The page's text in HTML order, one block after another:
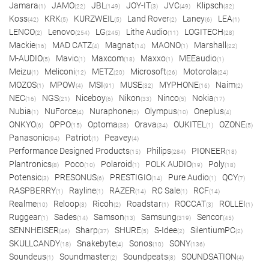
Jamara(1) JAMO(22) JBL (149) JOY-IT(3) JVC(49) Klipsch(32)
Koss(42) KRK(5) KURZWEIL (5) Land Rover(2) Laney(6) LEA(1)
LENCO(2) Lenovo(254) LG(245) Lithe Audio(11) LOGITECH(28)
Mackie(16) MAD CATZ(4) Magnat(14) MAONO(1) Marshall (22)
M-AUDIO(5) Mavic(1) Maxcom(18) Maxxo(1) MEEaudio(1)
Meizu(1) Meliconi(12) METZ(20) Microsoft(26) Motorola(24)
MOZOS(1) MPOW(4) MSI(91) MUSE(32) MYPHONE(16) Naim(2)
NEC(16) NGS(21) Niceboy(6) Nikon(33) Ninco(5) Nokia(17)
Nubia(1) NuForce(4) Nuraphone(2) Olympus(10) Oneplus(4)
ONKYO(6) OPPO(15) Optoma(38) Orava(34) OUKITEL (1) OZONE(5)
Panasonic(94) Patriot(1) Peavey(4)
Performance Designed Products(15) Philips(284) PIONEER(18)
Plantronics(8) Poco(10) Polaroid(1) POLK AUDIO(19) Poly(18)
Potensic(3) PRESONUS(6) PRESTIGIO(14) Pure Audio(1) QCY(7)
RASPBERRY(1) Rayline(1) RAZER(14) RC Sale(1) RCF(14)
Realme(10) Reloop(3) Ricoh(2) Roadstar(1) ROCCAT(3) ROLLEI(1)
Ruggear(1) Sades(14) Samson(13) Samsung(319) Sencor(45)
SENNHEISER(46) Sharp(37) SHURE(5) S-Idee(2) SilentiumPC(2)
SKULLCANDY(18) Snakebyte(4) Sonos(10) SONY(136)
Soundeus(1) Soundmaster(2) Soundpeats(8) SOUNDSATION(4)